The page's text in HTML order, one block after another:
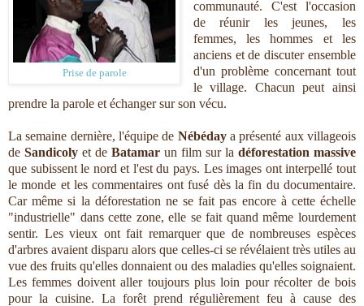
Prise de parole
communauté. C'est l'occasion
de réunir les jeunes, les
femmes, les hommes et les
anciens et de discuter ensemble
d'un problème concernant tout
le village. Chacun peut ainsi
prendre la parole et échanger sur son vécu.
La semaine dernière, l'équipe de Nébédaya présenté aux villageois
de Sandicoly et de Batamar un film sur la déforestation massive
que subissent le nord et l'est du pays. Les images ont interpellé tout
le monde et les commentaires ont fusé dès la fin du documentaire.
Car même si la déforestation ne se fait pas encore à cette échelle
"industrielle" dans cette zone, elle se fait quand même lourdement
sentir. Les vieux ont fait remarquer que de nombreuses espèces
d'arbres avaient disparu alors que celles-ci se révélaient très utiles au
vue des fruits qu'elles donnaient ou des maladies qu'elles soignaient.
Les femmes doivent aller toujours plus loin pour récolter de bois
pour la cuisine. La forêt prend régulièrement feu à cause des